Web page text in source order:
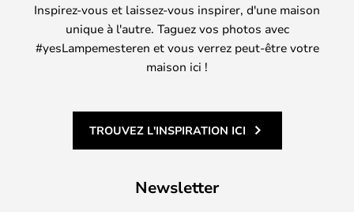
Inspirez-vous et laissez-vous inspirer, d'une maison
unique à l'autre. Taguez vos photos avec
#yesLampemesteren et vous verrez peut-être votre
maison ici !
TROUVEZ L'INSPIRATION ICI
Newsletter